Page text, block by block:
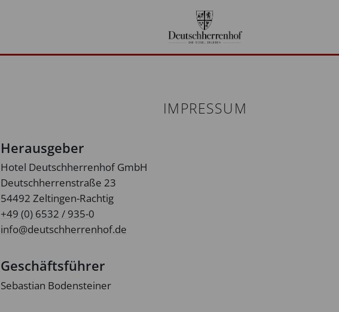
IMPRESSUM
Herausgeber
Hotel Deutschherrenhof GmbH
Deutschherrenstraße 23
54492 Zeltingen-Rachtig
+49 (0) 6532 / 935-0
info@deutschherrenhof.de
Geschäftsführer
Sebastian Bodensteiner